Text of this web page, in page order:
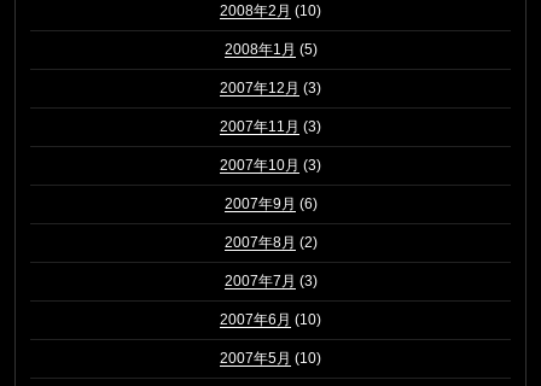
2008年2月 (10)
2008年1月 (5)
2007年12月 (3)
2007年11月 (3)
2007年10月 (3)
2007年9月 (6)
2007年8月 (2)
2007年7月 (3)
2007年6月 (10)
2007年5月 (10)